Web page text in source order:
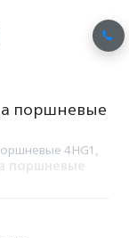
поршневые
4HG1,